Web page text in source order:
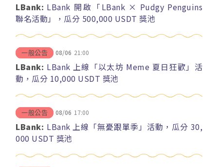
LBank: LBank 開啟「LBank × Pudgy Penguins
聯名活動」，瓜分 500,000 USDT 獎池
一般公告 08/06 21:00
LBank: LBank 上線「以太坊 Meme 夏日狂歡」活
動，瓜分 10,000 USDT 獎池
一般公告 08/06 17:00
LBank: LBank 上線「無憂跟單季」活動，瓜分 30,
000 USDT 獎池